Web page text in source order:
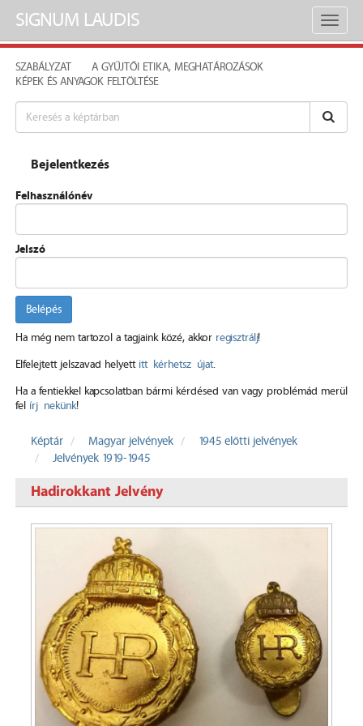
Toggle
SIGNUM LAUDIS
SZABÁLYZAT
A GYŰJTŐI ETIKA, MEGHATÁROZÁSOK
KÉPEK ÉS ANYAGOK FELTÖLTÉSE
Bejelentkezés
Felhasználónév
Jelszó
Belépés
Ha még nem tartozol a tagjaink közé, akkor regisztrálj!
Elfelejtett jelszavad helyett itt kérhetsz újat.
Ha a fentiekkel kapcsolatban bármi kérdésed van vagy problémád merül
fel írj nekünk!
Képtár Magyar jelvények
1945 előtti jelvények
Jelvények 1919-1945
Hadirokkant Jelvény